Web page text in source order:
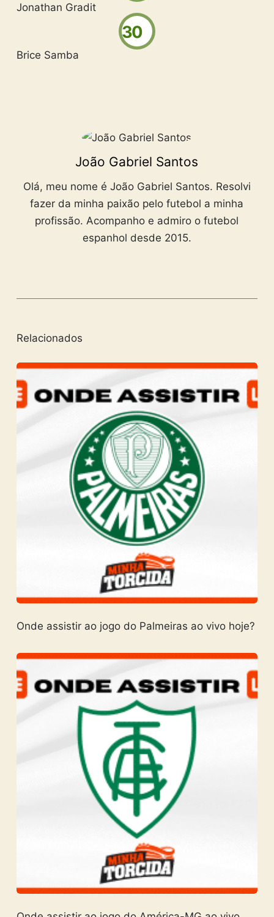
Jonathan Gradit
30
Brice Samba
João Gabriel Santos
Olá, meu nome é João Gabriel Santos. Resolvi
fazer da minha paixão pelo futebol a minha
profissão. Acompanho e admiro o futebol
espanhol desde 2015.
Relacionados
Onde assistir ao jogo do Palmeiras ao vivo hoje?